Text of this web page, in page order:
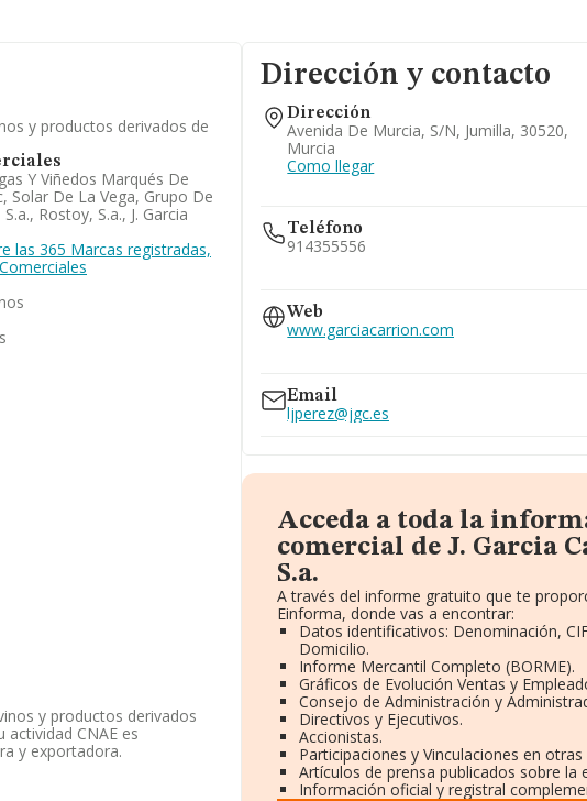
y productos derivados de
Y Viñedos Marqués De
Solar De La Vega, Grupo De
Rostoy, S.a., J. Garcia
las 365 Marcas registradas,
y productos derivados
CNAE es
y exportadora.
ha experimentado un
Dirección y contacto
Dirección
Avenida De Murcia, S/n, Jumilla, 30520,
Murcia
Como llegar
Teléfono
914355556
900189010
810526352
Web
www.garciacarrion.com
Email
ljperez@jgc.es
Acceda a toda la
comercial de J. Garcia
S.a.
A través del informe gratuito que te
Einforma, donde vas a encontrar:
Datos identificativos: Denominación,
Domicilio.
Informe Mercantil Completo (BORME).
Gráficos de Evolución Ventas y
Consejo de Administración y
Directivos y Ejecutivos.
Accionistas.
Participaciones y Vinculaciones en otras
Artículos de prensa publicados sobre la
Información oficial y registral